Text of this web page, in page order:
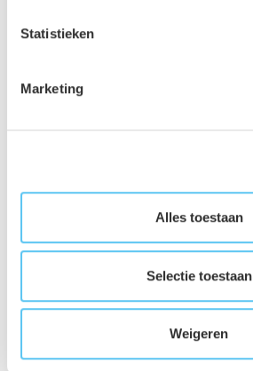
Statistieken
Marketing
Alles toestaan
Selectie toestaan
Weigeren